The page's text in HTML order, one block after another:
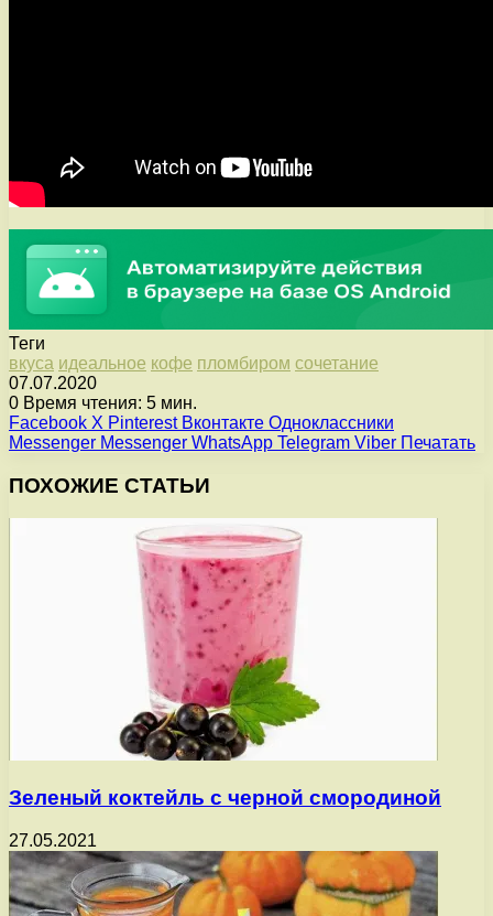
Теги
вкуса идеальное кофе пломбиром сочетание
07.07.2020
0 Время чтения: 5 мин.
Facebook X Pinterest Вконтакте Одноклассники
Messenger Messenger WhatsApp Telegram Viber Печатать
ПОХОЖИЕ СТАТЬИ
Зеленый коктейль с черной смородиной
27.05.2021